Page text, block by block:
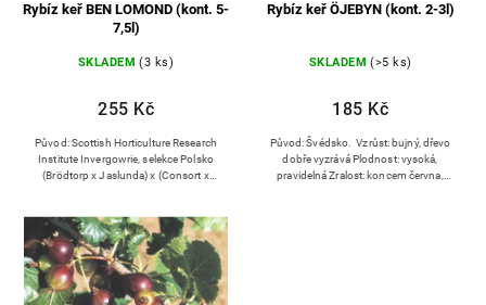
Rybíz keř BEN LOMOND (kont. 5-
7,5l)
SKLADEM (3 ks)
255 Kč
Původ: Scottish Horticulture Research
Institute Invergowrie, selekce Polsko
(Brödtorp x Jaslunda) x (Consort x
Rybíz keř ÖJEBYN (kont. 2-3l)
SKLADEM (>5 ks)
185 Kč
Původ: Švédsko. Vzrůst: bujný, dřevo
dobře vyzrává Plodnost: vysoká,
pravidelná Zralost: koncem června,